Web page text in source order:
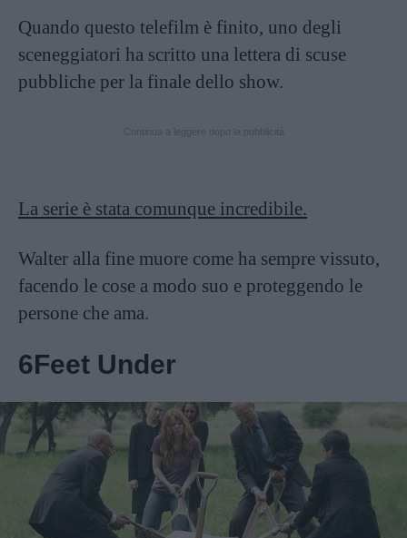
Quando questo telefilm è finito, uno degli
sceneggiatori ha scritto una lettera di scuse
pubbliche per la finale dello show.
La serie è stata comunque incredibile.
Walter alla fine muore come ha sempre vissuto,
facendo le cose a modo suo e proteggendo le
persone che ama.
6Feet Under